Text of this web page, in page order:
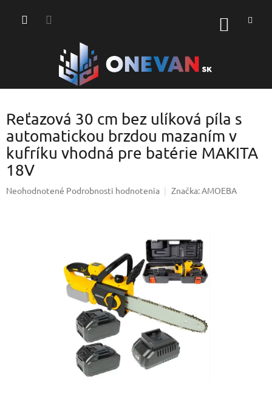
Reťazová 30 cm bez ulíková píla s
automatickou brzdou mazaním v
kufríku vhodná pre batérie MAKITA
18V
Priemerné
Neohodnotené Podrobnosti hodnotenia Značka:AMOEBA